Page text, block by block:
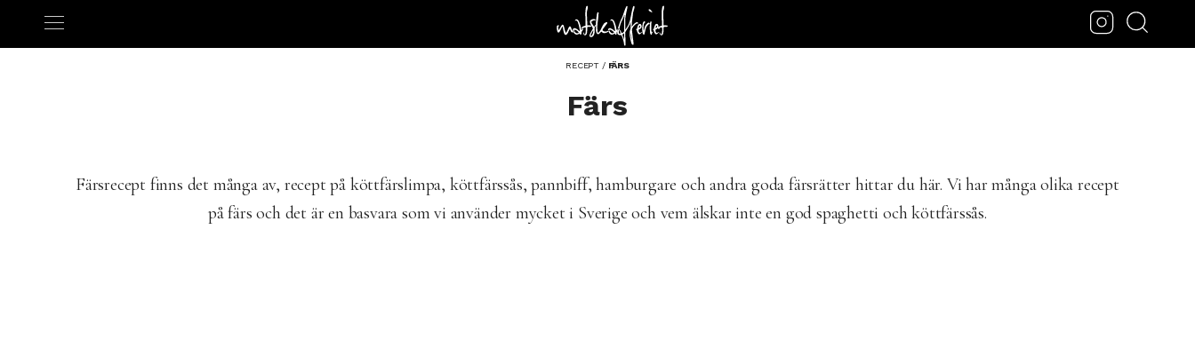
RECEPT / FÄRS
Färs
Färsrecept finns det många av, recept på köttfärslimpa, köttfärssås, pannbiff, hamburgare och andra goda färsrätter hittar du här. Vi har många olika recept
på färs och det är en basvara som vi använder mycket i Sverige och vem älskar inte en god spaghetti och köttfärssås.